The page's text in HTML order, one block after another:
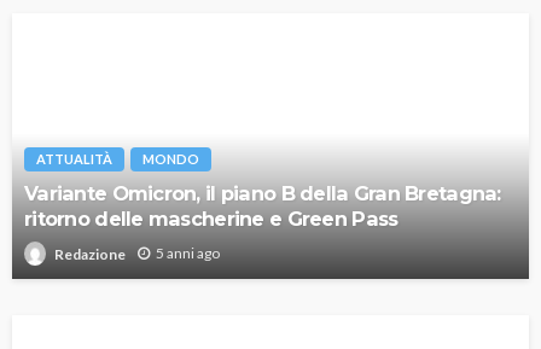
ATTUALITÀ MONDO
Variante Omicron, il piano B della Gran Bretagna:
ritorno delle mascherine e Green Pass
Redazione 5 anni ago